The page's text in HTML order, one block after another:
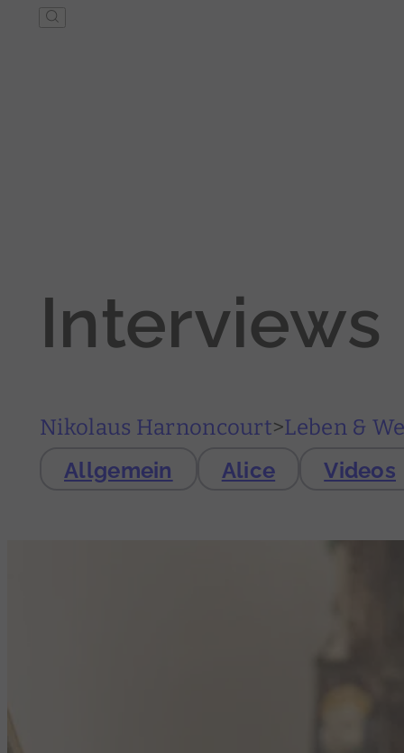
Interviews
Nikolaus Harnoncourt>Leben &
Allgemein Alice Videos